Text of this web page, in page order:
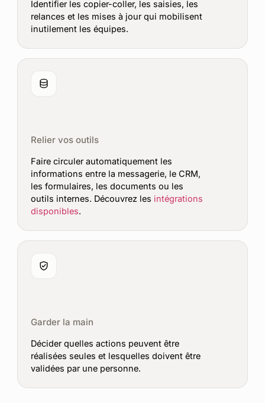
Identifier les copier-coller, les saisies, les
relances et les mises à jour qui mobilisent
inutilement les équipes.
Relier vos outils
Faire circuler automatiquement les
informations entre la messagerie, le CRM,
les formulaires, les documents ou les
outils internes. Découvrez les intégrations
disponibles.
Garder la main
Décider quelles actions peuvent être
réalisées seules et lesquelles doivent être
validées par une personne.